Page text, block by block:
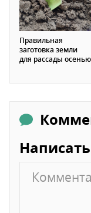
Правильная
заготовка земли
для рассады осенью